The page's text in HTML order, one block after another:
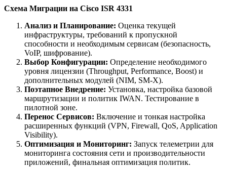
Схема Миграции на Cisco ISR 4331
Анализ и Планирование: Оценка текущей
инфраструктуры, требований к пропускной
способности и необходимым сервисам (безопасность,
VoIP, шифрование).
Выбор Конфигурации: Определение необходимого
уровня лицензии (Throughput, Performance, Boost) и
дополнительных модулей (NIM, SM-X).
Поэтапное Внедрение: Установка, настройка базовой
маршрутизации и политик IWAN. Тестирование в
пилотной зоне.
Перенос Сервисов: Включение и тонкая настройка
расширенных функций (VPN, Firewall, QoS, Application
Visibility).
Оптимизация и Мониторинг: Запуск телеметрии для
мониторинга состояния сети и производительности
приложений, финальная оптимизация политик.